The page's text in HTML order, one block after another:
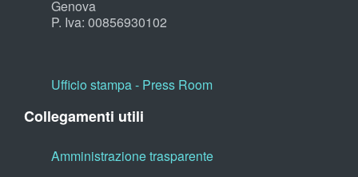
Genova
P. Iva: 00856930102
Ufficio stampa - Press Room
Collegamenti utili
Amministrazione trasparente